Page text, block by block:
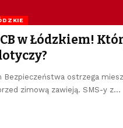
w Łódzkiem!
Bezpieczeństwa ostrzega
zimową zawieją. SMS-y z…